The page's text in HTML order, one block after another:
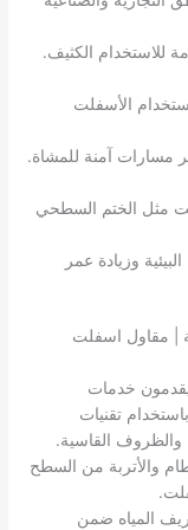
للاستخدام الكثيف.
الأسفلت
مسارات آمنة للمشاة.
مثل الختم السطحي
وزيادة عمر
| مقاول اسفلت
خدمات
تقنيات
والظروف القاسية.
والأتربة من السطح
المياه ضمن